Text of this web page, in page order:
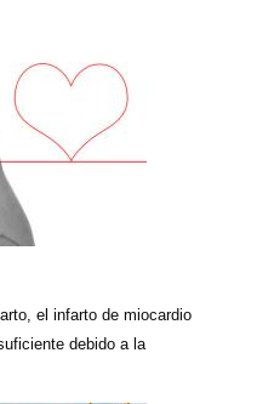
el infarto de miocardio
debido a la